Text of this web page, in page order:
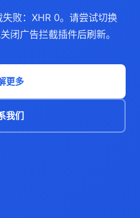
败：XHR 0。请尝试切换
闭广告拦截插件后刷新。
更多
我们